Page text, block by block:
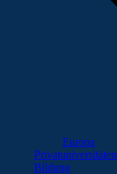
Europa
Privatuniversitäten
Bildung